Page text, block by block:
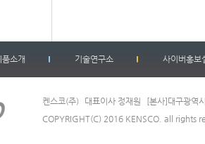
품소개 기술연구소 사이버홍보
켄스코(주) 대표이사 정재원
[본사]대구광역
COPYRIGHT(C) 2016 KENSCO. all rights